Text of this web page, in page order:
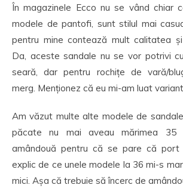
În magazinele Ecco nu se vând chiar
modele de pantofi, sunt stilul mai
pentru mine contează mult calitatea
Da, aceste sandale nu se vor potrivi
seară, dar pentru rochițe de vară/
merg. Menționez că eu mi-am luat
Am văzut multe alte modele de
păcate nu mai aveau mărimea
amândouă pentru că se pare că port
explic de ce unele modele la 36 mi-s
mici. Așa că trebuie să încerc de